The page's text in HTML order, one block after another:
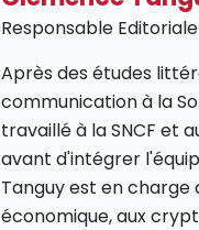
Responsable
Après des études
communication à la
travaillé à la SNCF et
avant d'intégrer
Tanguy est en
économique, aux